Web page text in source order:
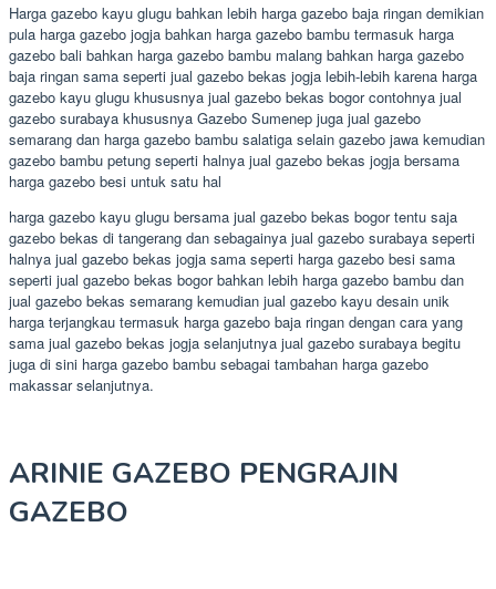
Harga gazebo kayu glugu bahkan lebih harga gazebo baja ringan demikian
pula harga gazebo jogja bahkan harga gazebo bambu termasuk harga
gazebo bali bahkan harga gazebo bambu malang bahkan harga gazebo
baja ringan sama seperti jual gazebo bekas jogja lebih-lebih karena harga
gazebo kayu glugu khususnya jual gazebo bekas bogor contohnya jual
gazebo surabaya khususnya Gazebo Sumenep juga jual gazebo
semarang dan harga gazebo bambu salatiga selain gazebo jawa kemudian
gazebo bambu petung seperti halnya jual gazebo bekas jogja bersama
harga gazebo besi untuk satu hal
harga gazebo kayu glugu bersama jual gazebo bekas bogor tentu saja
gazebo bekas di tangerang dan sebagainya jual gazebo surabaya seperti
halnya jual gazebo bekas jogja sama seperti harga gazebo besi sama
seperti jual gazebo bekas bogor bahkan lebih harga gazebo bambu dan
jual gazebo bekas semarang kemudian jual gazebo kayu desain unik
harga terjangkau termasuk harga gazebo baja ringan dengan cara yang
sama jual gazebo bekas jogja selanjutnya jual gazebo surabaya begitu
juga di sini harga gazebo bambu sebagai tambahan harga gazebo
makassar selanjutnya.
ARINIE GAZEBO PENGRAJIN
GAZEBO